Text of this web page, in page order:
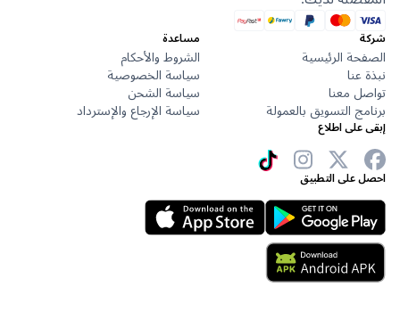
الرئيسية
معنا
التسويق بالعمولة
مساعدة
الشروط والأحكام
سياسة الخصوصية
سياسة الشحن
سياسة الإرجاع والإسترداد
اطلاع
على التطبيق